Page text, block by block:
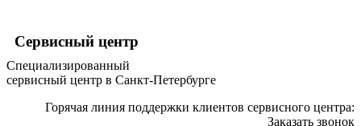
интерактивных комплексов
интерфейсных модулей
инверторов
ионизаторов
ipad
Сервисный центр
Специализированный
сервисный центр в Санкт-Петербурге
Горячая линия поддержки клиентов сервисного центра:
Заказать звонок